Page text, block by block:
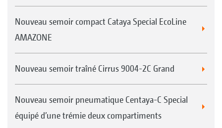
Nouveau semoir compact Cataya Special EcoLine
AMAZONE
Nouveau semoir traîné Cirrus 9004-2C Grand
Nouveau semoir pneumatique Centaya-C Special
équipé d’une trémie deux compartiments